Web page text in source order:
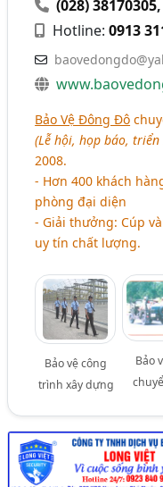
(028) 38170305
Hotline:0913
Bảo Vệ Đông Đô
(Lễ hội, họp báo, triển
2008.
- Hơn 400 khách
phòng đại diện
- Giải thưởng: Cúp
uy tín chất lượng.
Bảo vệ công
trình xây dựng
Bảo